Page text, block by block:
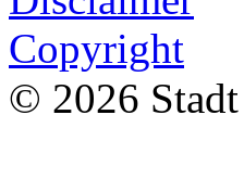
Copyright
© 2026